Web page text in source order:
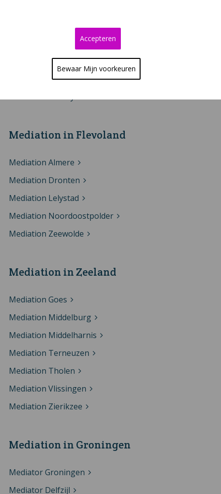
Bewaar Mijn voorkeuren
Accepteren
Mediation Roermond
Mediation Sittard-Geleen
Mediation Weert
Mediation Venlo
Mediation in Flevoland
Mediation Almere
Mediation Dronten
Mediation Lelystad
Mediation Noordoostpolder
Mediation Zeewolde
Mediation in Zeeland
Mediation Goes
Mediation Middelburg
Mediation Middelharnis
Mediation Terneuzen
Mediation Tholen
Mediation Vlissingen
Mediation Zierikzee
Mediation in Groningen
Mediator Groningen
Mediator Delfzijl